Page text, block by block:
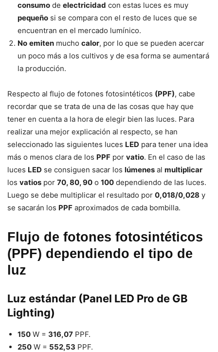
consumo de electricidad con estas luces es muy
pequeño si se compara con el resto de luces que se
encuentran en el mercado lumínico.
No emiten mucho calor, por lo que se pueden acercar
un poco más a los cultivos y de esa forma se aumentará
la producción.
Respecto al flujo de fotones fotosintéticos (PPF), cabe
recordar que se trata de una de las cosas que hay que
tener en cuenta a la hora de elegir bien las luces. Para
realizar una mejor explicación al respecto, se han
seleccionado las siguientes luces LED para tener una idea
más o menos clara de los PPF por vatio. En el caso de las
luces LED se consiguen sacar los lúmenes al multiplicar
los vatios por 70, 80, 90 o 100 dependiendo de las luces.
Luego se debe multiplicar el resultado por 0,018/0,028 y
se sacarán los PPF aproximados de cada bombilla.
Flujo de fotones fotosintéticos
(PPF) dependiendo el tipo de
luz
Luz estándar (Panel LED Pro de GB
Lighting)
150 W = 316,07 PPF.
250 W = 552,53 PPF.